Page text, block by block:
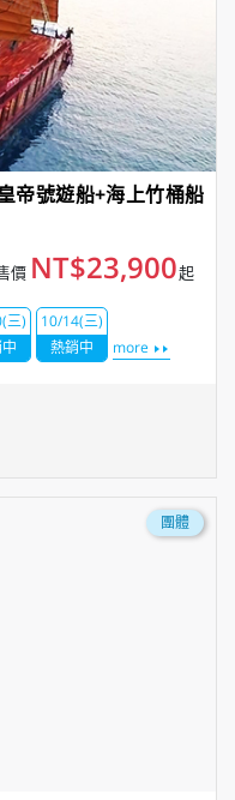
帝號遊船+海上竹桶船
價 NT$23,900起
三)
10/14(三)
熱銷中
more
團體